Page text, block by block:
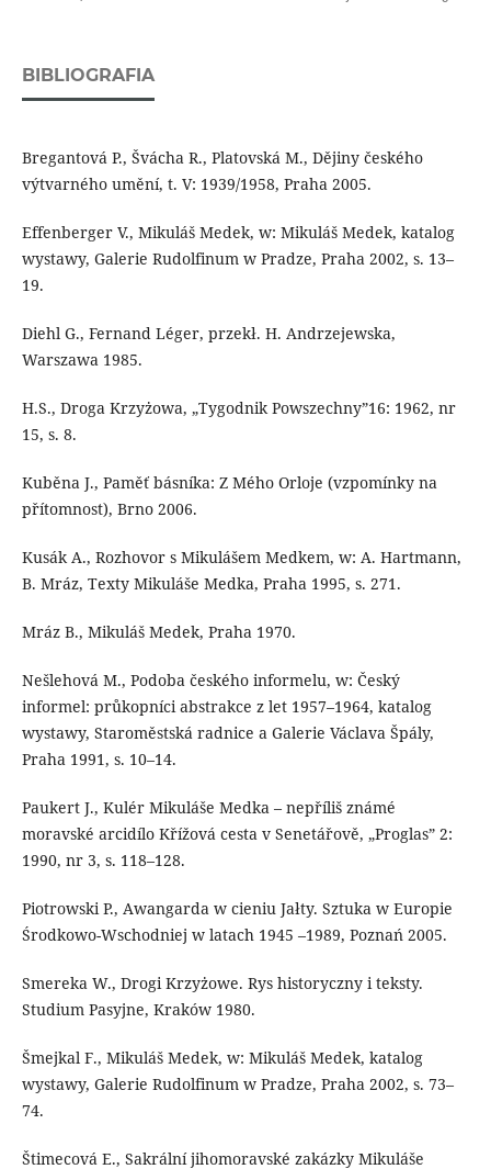
BIBLIOGRAFIA
Bregantová P., Švácha R., Platovská M., Dějiny českého
výtvarného umění, t. V: 1939/1958, Praha 2005.
Effenberger V., Mikuláš Medek, w: Mikuláš Medek, katalog
wystawy, Galerie Rudolfinum w Pradze, Praha 2002, s. 13–
19.
Diehl G., Fernand Léger, przekł. H. Andrzejewska,
Warszawa 1985.
H.S., Droga Krzyżowa, „Tygodnik Powszechny”16: 1962, nr
15, s. 8.
Kuběna J., Paměť básníka: Z Mého Orloje (vzpomínky na
přítomnost), Brno 2006.
Kusák A., Rozhovor s Mikulášem Medkem, w: A. Hartmann,
B. Mráz, Texty Mikuláše Medka, Praha 1995, s. 271.
Mráz B., Mikuláš Medek, Praha 1970.
Nešlehová M., Podoba českého informelu, w: Český
informel: průkopníci abstrakce z let 1957–1964, katalog
wystawy, Staroměstská radnice a Galerie Václava Špály,
Praha 1991, s. 10–14.
Paukert J., Kulér Mikuláše Medka – nepříliš známé
moravské arcidílo Křížová cesta v Senetářově, „Proglas” 2:
1990, nr 3, s. 118–128.
Piotrowski P., Awangarda w cieniu Jałty. Sztuka w Europie
Środkowo-Wschodniej w latach 1945 –1989, Poznań 2005.
Smereka W., Drogi Krzyżowe. Rys historyczny i teksty.
Studium Pasyjne, Kraków 1980.
Šmejkal F., Mikuláš Medek, w: Mikuláš Medek, katalog
wystawy, Galerie Rudolfinum w Pradze, Praha 2002, s. 73–
74.
Štimecová E., Sakrální jihomoravské zakázky Mikuláše